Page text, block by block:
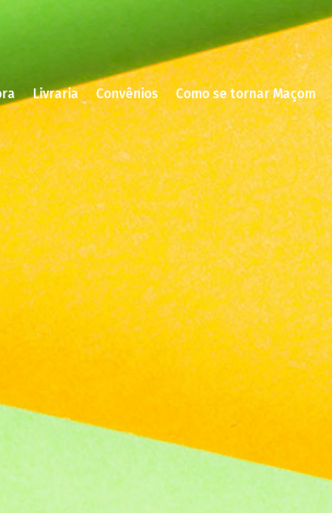
Livraria Convênios Como se tornar Maçom